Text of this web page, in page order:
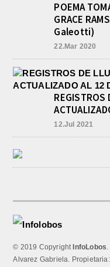
POEMA
GRACE
Galeotti)
22.Mar 2020
REGISTROS
12.Jul 2021
© 2019 CopyrightInfoLobos
Alvarez Gabriela.